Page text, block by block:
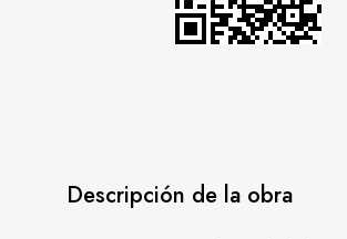
Descripción de la obra